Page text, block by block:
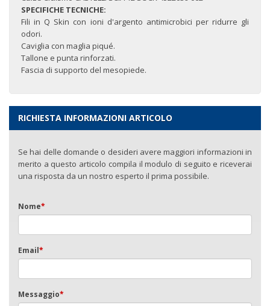
SPECIFICHE TECNICHE:
Fili in Q Skin con ioni d'argento antimicrobici per ridurre gli
odori.
Caviglia con maglia piqué.
Tallone e punta rinforzati.
Fascia di supporto del mesopiede.
RICHIESTA INFORMAZIONI ARTICOLO
Se hai delle domande o desideri avere maggiori informazioni in
merito a questo articolo compila il modulo di seguito e riceverai
una risposta da un nostro esperto il prima possibile.
Nome*
Email*
Messaggio*